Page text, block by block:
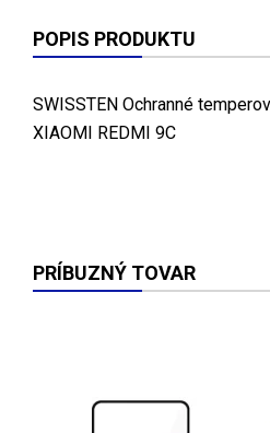
POPIS PRODUKTU
SWISSTEN Ochranné
XIAOMI REDMI 9C
PRÍBUZNÝ TOVAR